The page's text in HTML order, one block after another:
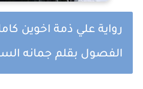
رواية علي ذمة اخوين
الفصول بقلم جمانه